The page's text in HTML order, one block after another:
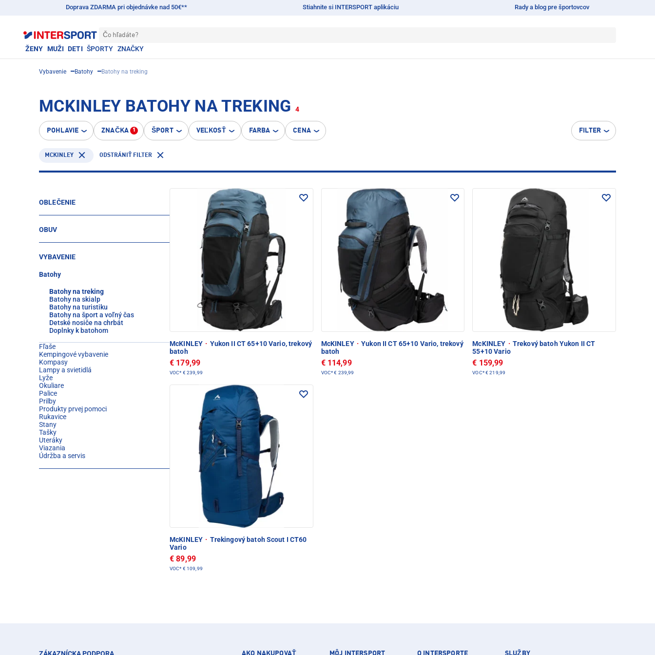
Doprava ZDARMA pri objednávke nad 50€** Stiahnite si INTERSPORT aplikáciu Rady a blog pre športovcov
Čo hľadáte?
ŽENY MUŽI DETI ŠPORTY ZNAČKY
Vybavenie Batohy Batohy na treking
MCKINLEY BATOHY NA TREKING 4
POHLAVIE ZNAČKA 1 ŠPORT VEĽKOSŤ FARBA CENA FILTER
MCKINLEY ODSTRÁNIŤ FILTER
OBLEČENIE
OBUV
VYBAVENIE
Batohy
Batohy na treking
Batohy na skialp
Batohy na turistiku
Batohy na šport a voľný čas
Detské nosiče na chrbát
Doplnky k batohom
Fľaše
Kempingové vybavenie
Kompasy
Lampy a svietidlá
Lyže
Okuliare
Palice
Prilby
Produkty prvej pomoci
Rukavice
Stany
Tašky
Uteráky
Viazania
Údržba a servis
McKINLEY · Yukon II CT 65+10 Vario, trekový
batoh
€ 179,99
VOC* € 239,99
McKINLEY · Yukon II CT 65+10 Vario, trekový
batoh
€ 114,99
VOC*€ 239,99
McKINLEY · Trekový batoh Yukon II CT
55+10 Vario
€ 159,99
VOC*€ 219,99
McKINLEY · Trekingový batoh Scout I CT60
Vario
€ 89,99
VOC* € 109,99